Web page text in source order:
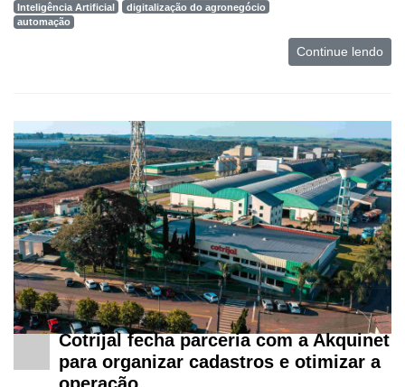
Mercado
Artigos
Agenda
Agricultura
de
Precisão
Automação
e
Robótica
Conectividade
Dados
Inteligência Artificial
digitalização do agronegócio
automação
Continue lendo
Cotrijal fecha parceria com a Akquinet
para organizar cadastros e otimizar a